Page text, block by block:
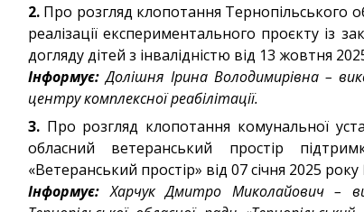
2. Про розгляд клопотання Тернопільського
реалізації експериментального проєкту із
догляду дітей з інвалідністю від 13 жовтня
Інформує: Долішня Ірина Володимирівна –
центру комплексної реабілітації.
3. Про розгляд клопотання комунальної
обласний ветеранський простір
«Ветеранський простір» від 07 січня 2025
Інформує: Харчук Дмитро Миколайович –